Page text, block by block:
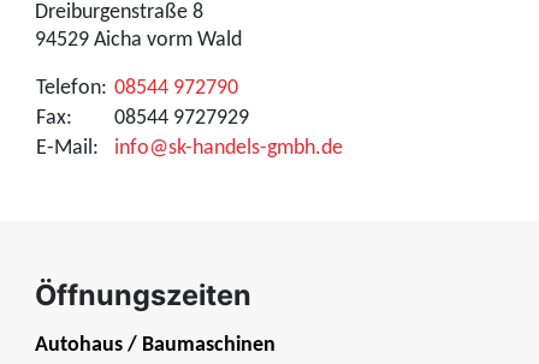
Dreiburgenstraße 8
94529 Aicha vorm Wald
Telefon: 08544 972790
Fax:
08544 9727929
E-Mail:
info@sk-handels-gmbh.de
Öffnungszeiten
Autohaus / Baumaschinen